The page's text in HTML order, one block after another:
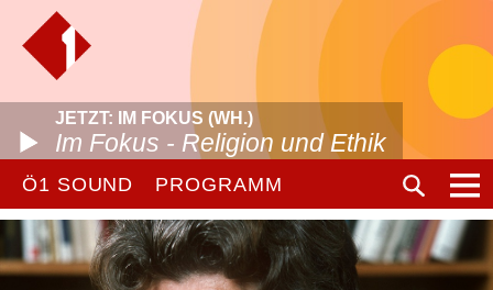
JETZT: IM FOKUS (WH.)
Im Fokus - Religion und Ethik
Ö1 SOUND PROGRAMM